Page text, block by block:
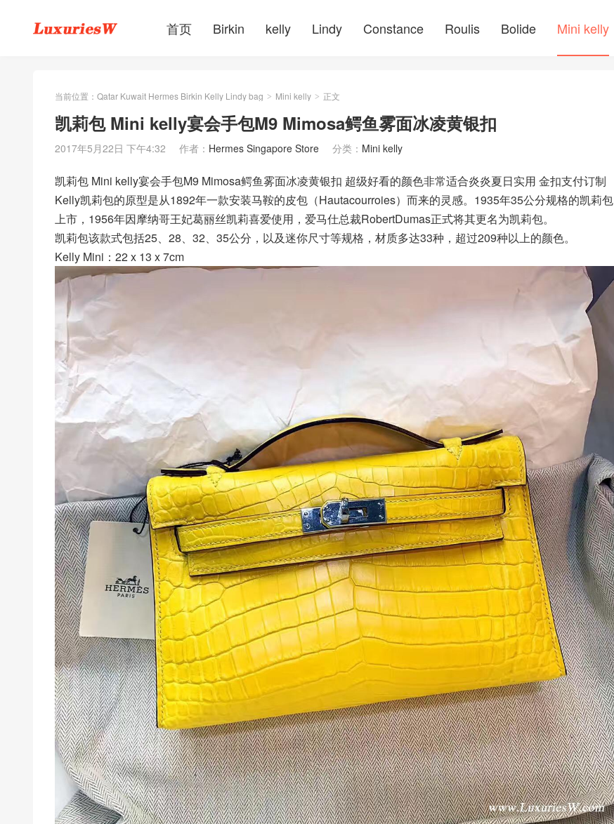
首页 Birkin kelly Lindy Constance Roulis Bolide Mini kelly
当前位置： Qatar Kuwait Hermes Birkin Kelly Lindy bag > Mini kelly > 正文
凯莉包 Mini kelly宴会手包M9 Mimosa鳄鱼雾面冰凌黄银扣
2017年5月22日 下午4:32 作者： Hermes Singapore Store 分类： Mini kelly
凯莉包 Mini kelly宴会手包M9 Mimosa鳄鱼雾面冰凌黄银扣 超级好看的颜色非常适合炎炎夏日实用 金扣支付订制
Kelly凯莉包的原型是从1892年一款安装马鞍的皮包（Hautacourroies）而来的灵感。1935年35公分规格的凯莉包
上市，1956年因摩纳哥王妃葛丽丝凯莉喜爱使用，爱马仕总裁RobertDumas正式将其更名为凯莉包。
凯莉包该款式包括25、28、32、35公分，以及迷你尺寸等规格，材质多达33种，超过209种以上的颜色。
Kelly Mini：22 x 13 x 7cm